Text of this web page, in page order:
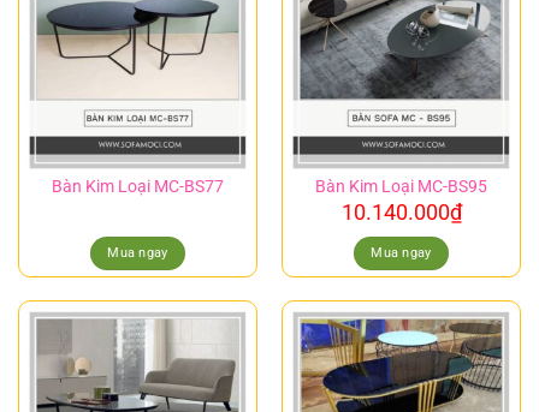
Bàn Kim Loại MC-BS77
Mua ngay
Bàn Kim Loại MC-BS95
10.140.000₫
Mua ngay